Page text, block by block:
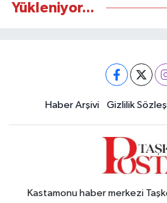
Yükleniyor...
Haber Arşivi Gizlilik
Kastamonu haber merkezi